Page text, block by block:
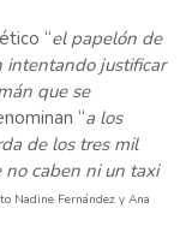
“el papelón de
intentando justificar
que se
“a los
de los tres mil
no caben ni un taxi
Nadine Fernández y Ana